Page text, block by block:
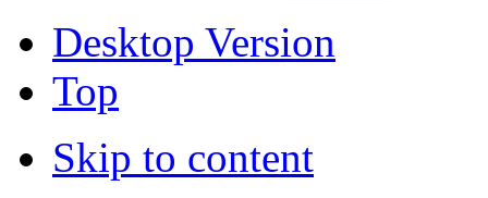
Desktop Version
Top
Skip to content